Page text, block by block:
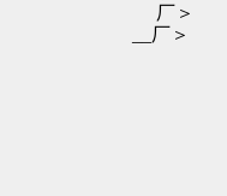
厂
__